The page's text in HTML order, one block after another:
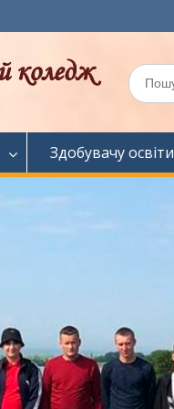
Шукати:
Здобувачу освіти